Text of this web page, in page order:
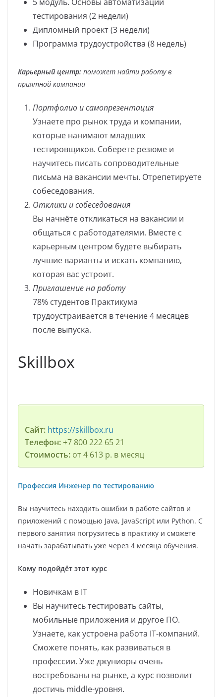
тестирования (2 недели)
Дипломный проект (3 недели)
Программа трудоустройства (8 недель)
Карьерный центр: поможет найти работу в
приятной компании
Портфолио и самопрезентация
Узнаете про рынок труда и компании,
которые нанимают младших
тестировщиков. Соберете резюме и
научитесь писать сопроводительные
письма на вакансии мечты. Отрепетируете
собеседования.
Отклики и собеседования
Вы начнёте откликаться на вакансии и
общаться с работодателями. Вместе с
карьерным центром будете выбирать
лучшие варианты и искать компанию,
которая вас устроит.
Приглашение на работу
78% студентов Практикума
трудоустраивается в течение 4 месяцев
после выпуска.
Skillbox
Сайт: https://skillbox.ru
Телефон:+7 800 222 65 21
Стоимость:от 4 613 р. в месяц
Профессия Инженер по тестированию
Вы научитесь находить ошибки в работе сайтов и
приложений с помощью Java, JavaScript или Python. С
первого занятия погрузитесь в практику и сможете
начать зарабатывать уже через 4 месяца обучения.
Кому подойдёт этот курс
Новичкам в IT
Вы научитесь тестировать сайты,
мобильные приложения и другое ПО.
Узнаете, как устроена работа IT-компаний.
Сможете понять, как развиваться в
профессии. Уже джуниоры очень
востребованы на рынке, а курс позволит
достичь middle-уровня.